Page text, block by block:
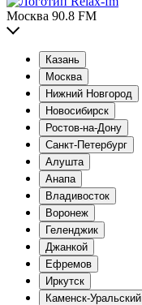
Москва 90.8 FM
Казань
Москва
Нижний Новгород
Новосибирск
Ростов-на-Дону
Санкт-Петербург
Алушта
Анапа
Владивосток
Воронеж
Геленджик
Джанкой
Ефремов
Иркутск
Каменск-Уральский